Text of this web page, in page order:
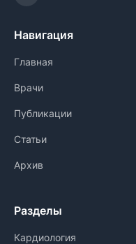
Навигация
Главная
Врачи
Публикации
Статьи
Архив
Разделы
Кардиология